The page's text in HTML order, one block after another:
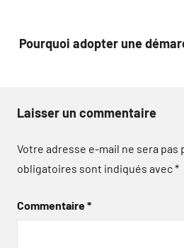
Pourquoi adopter une
Laisser un commentaire
Votre adresse e-mail ne sera pas
obligatoires sont indiqués avec*
Commentaire*